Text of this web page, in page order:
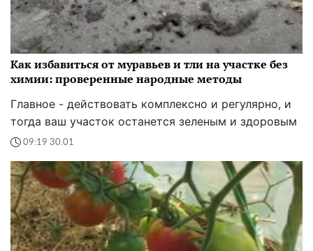
Как избавиться от муравьев и тли на участке без
химии: проверенные народные методы
Главное - действовать комплексно и регулярно, и
тогда ваш участок останется зеленым и здоровым
09:19 30.01